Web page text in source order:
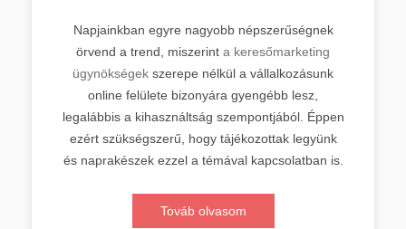
Napjainkban egyre nagyobb népszerűségnek
örvend a trend, miszerint a keresőmarketing
ügynökségek szerepe nélkül a vállalkozásunk
online felülete bizonyára gyengébb lesz,
legalábbis a kihasználtság szempontjából. Éppen
ezért szükségszerű, hogy tájékozottak legyünk
és naprakészek ezzel a témával kapcsolatban is.
Továb olvasom